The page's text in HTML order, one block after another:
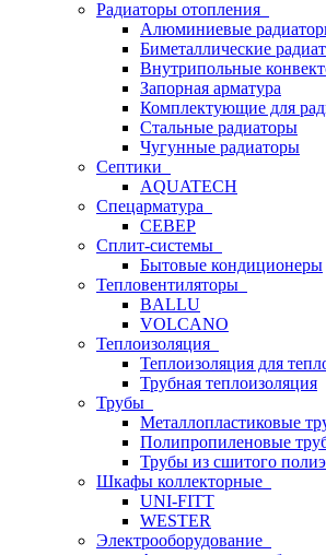
Радиаторы отопления
Алюминиевые
Биметаллические
Внутрипольные
Запорная арматура
Комплектующие для
Стальные радиаторы
Чугунные радиаторы
Септики
AQUATECH
Спецарматура
СЕВЕР
Сплит-системы
Бытовые кондиционеры
Тепловентиляторы
BALLU
VOLCANO
Теплоизоляция
Теплоизоляция для
Трубная теплоизоляция
Трубы
Металлопластиковые
Полипропиленовые
Трубы из сшитого
Шкафы коллекторные
UNI-FITT
WESTER
Электрооборудование